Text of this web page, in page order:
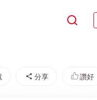
分享 讚好